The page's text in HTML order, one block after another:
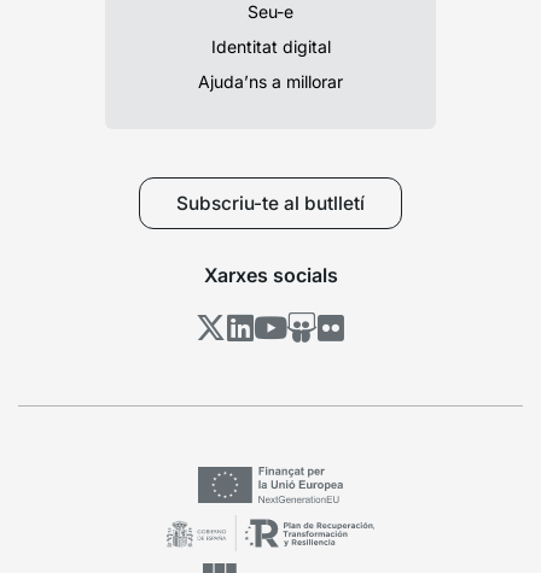
Seu-e
Identitat digital
Ajuda’ns a millorar
Subscriu-te al butlletí
Xarxes socials